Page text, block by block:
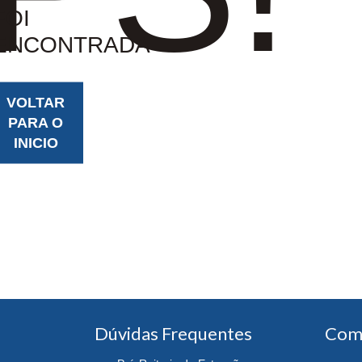
VOLTAR
PARA O
INICIO
Dúvidas Frequentes